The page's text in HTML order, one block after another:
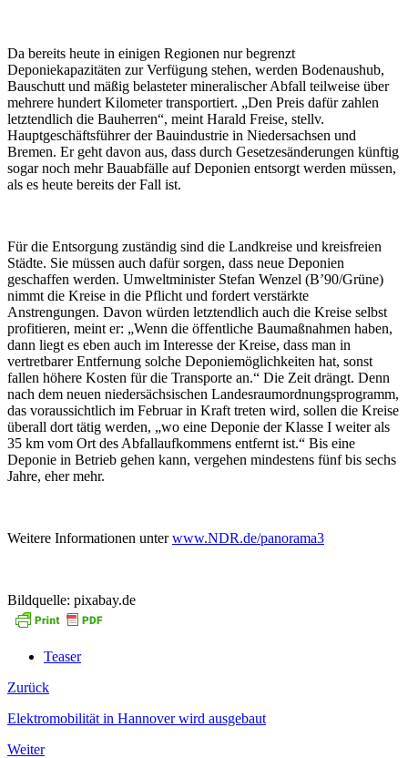
Da bereits heute in einigen Regionen nur begrenzt
Deponiekapazitäten zur Verfügung stehen, werden Bodenaushub,
Bauschutt und mäßig belasteter mineralischer Abfall teilweise über
mehrere hundert Kilometer transportiert. „Den Preis dafür zahlen
letztendlich die Bauherren“, meint Harald Freise, stellv.
Hauptgeschäftsführer der Bauindustrie in Niedersachsen und
Bremen. Er geht davon aus, dass durch Gesetzesänderungen künftig
sogar noch mehr Bauabfälle auf Deponien entsorgt werden müssen,
als es heute bereits der Fall ist.
Für die Entsorgung zuständig sind die Landkreise und kreisfreien
Städte. Sie müssen auch dafür sorgen, dass neue Deponien
geschaffen werden. Umweltminister Stefan Wenzel (B’90/Grüne)
nimmt die Kreise in die Pflicht und fordert verstärkte
Anstrengungen. Davon würden letztendlich auch die Kreise selbst
profitieren, meint er: „Wenn die öffentliche Baumaßnahmen haben,
dann liegt es eben auch im Interesse der Kreise, dass man in
vertretbarer Entfernung solche Deponiemöglichkeiten hat, sonst
fallen höhere Kosten für die Transporte an.“ Die Zeit drängt. Denn
nach dem neuen niedersächsischen Landesraumordnungsprogramm,
das voraussichtlich im Februar in Kraft treten wird, sollen die Kreise
überall dort tätig werden, „wo eine Deponie der Klasse I weiter als
35 km vom Ort des Abfallaufkommens entfernt ist.“ Bis eine
Deponie in Betrieb gehen kann, vergehen mindestens fünf bis sechs
Jahre, eher mehr.
Weitere Informationen unterwww.NDR.de/panorama3
Bildquelle: pixabay.de
Teaser
Zurück
Elektromobilität in Hannover wird ausgebaut
Weiter